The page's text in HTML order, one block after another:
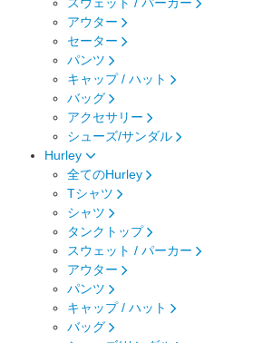
アウター
セーター
パンツ
キャップ / ハット
バッグ
アクセサリー
シューズ/サンダル
Hurley
全てのHurley
Tシャツ
シャツ
タンクトップ
スウェット / パーカー
アウター
パンツ
キャップ / ハット
バッグ